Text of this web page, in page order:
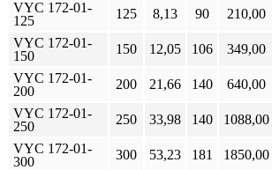
VYC 172-01-
125
125 8,13 90 210,00
VYC 172-01-
150
150 12,05 106 349,00
VYC 172-01-
200
200 21,66 140 640,00
VYC 172-01-
250
250 33,98 140 1088,00
VYC 172-01-
300
300 53,23 181 1850,00